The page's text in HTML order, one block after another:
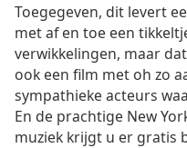
Toegegeven, dit levert
met af en toe een
verwikkelingen, maar
ook een film met oh zo
sympathieke acteurs
En de prachtige New
muziek krijgt u er gratis